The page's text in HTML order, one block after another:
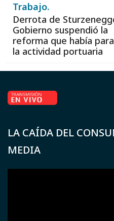
Trabajo.
Derrota de
Gobierno suspendió la
reforma que había
la actividad portuaria
LA CAÍDA DEL
MEDIA